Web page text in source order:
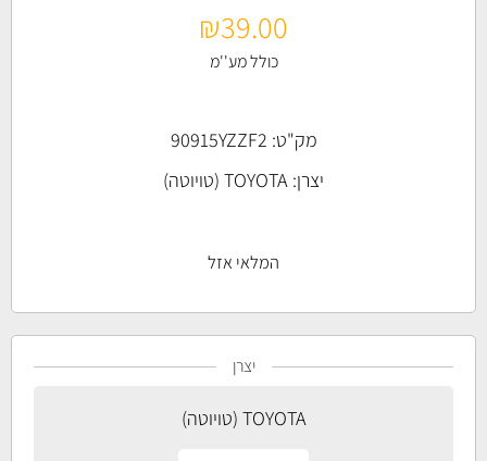
₪39.00
כולל מע''מ
מק"ט: 90915YZZF2
יצרן: TOYOTA (טויוטה)
המלאי אזל
יצרן
TOYOTA (טויוטה)